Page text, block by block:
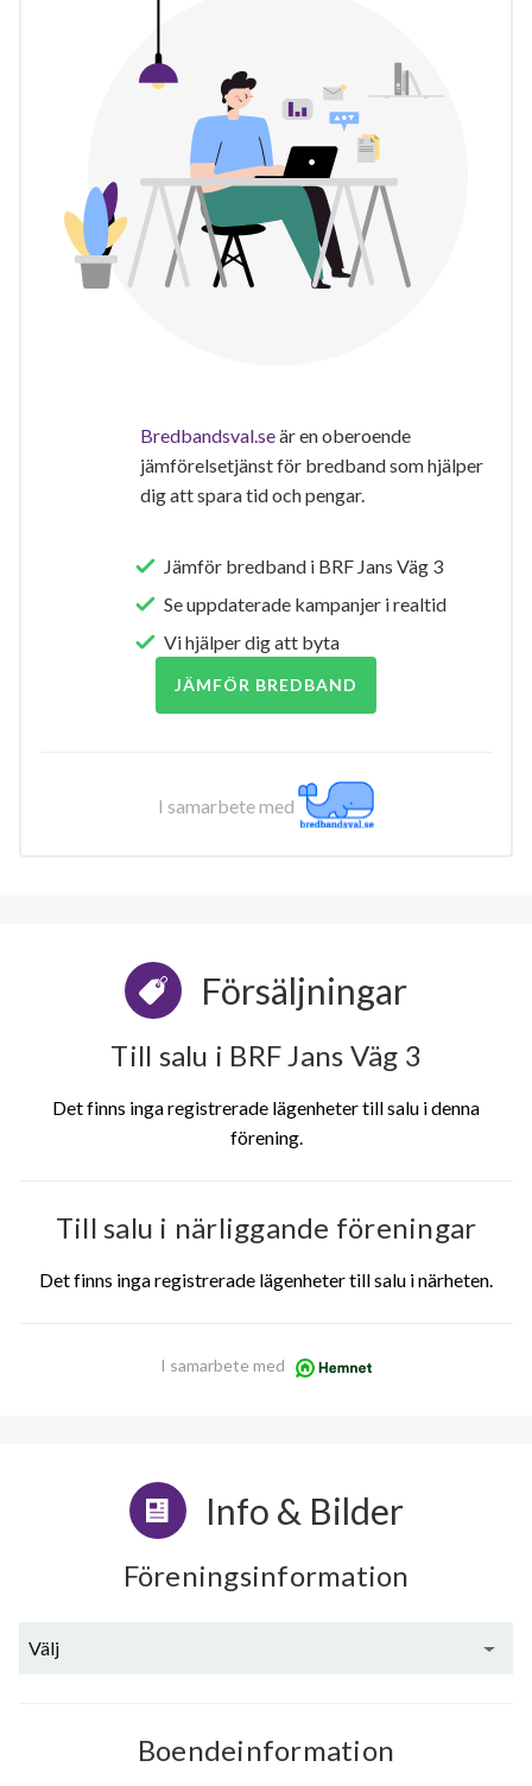
Bredbandsval.seär en oberoende
jämförelsetjänst för bredband som hjälper
dig att spara tid och pengar.
Jämför bredband i BRF Jans Väg 3
Se uppdaterade kampanjer i realtid
Vi hjälper dig att byta
JÄMFÖR BREDBAND
I samarbete med
Försäljningar
Till salu i BRF Jans Väg 3
Det finns inga registrerade lägenheter till salu i denna
förening.
Till salu i närliggande föreningar
Det finns inga registrerade lägenheter till salu i närheten.
I samarbete med
Info & Bilder
Föreningsinformation
Välj
Boendeinformation